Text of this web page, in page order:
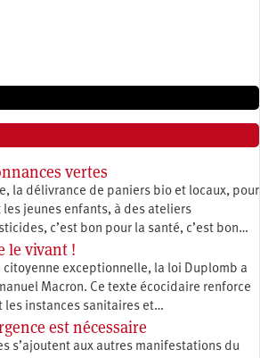
vertes
la délivrance de paniers bio et locaux, pour
jeunes enfants, à des ateliers
c’est bon pour la santé, c’est bon…
le vivant !
exceptionnelle, la loi Duplomb a
Macron. Ce texte écocidaire renforce
les instances sanitaires et…
est nécessaire
s’ajoutent aux autres manifestations du